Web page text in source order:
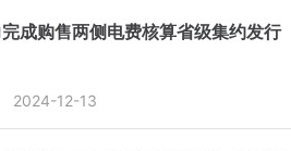
成购售两侧电费核算省级集约发行
2024-12-13